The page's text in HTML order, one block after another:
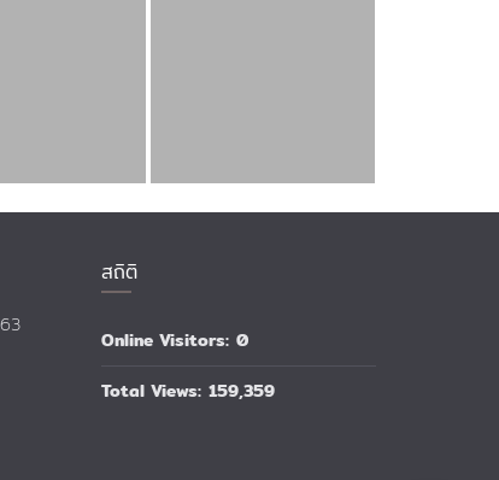
สถิติ
Online Visitors: 0
Total Views: 159,359